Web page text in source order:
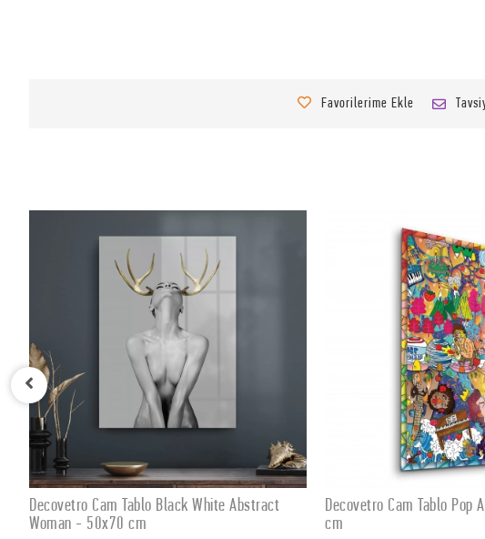
Favorilerime Ekle
SEPETE EKLE
Decovetro Cam Tablo Black White Abstract
Woman - 50x70 cm
SEPETE
Decovetro Cam Tablo Pop
cm